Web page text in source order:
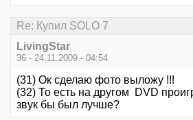
Re: Купил SOLO 7
LivingStar
36 - 24.11.2009 - 04:54
(31) Ок сделаю фото выложу !!!
(32) То есть на другом DVD
звук бы был лучше?